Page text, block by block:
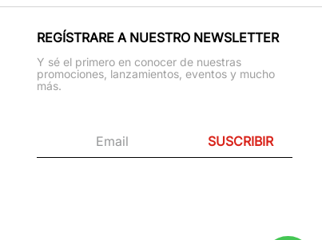
REGÍSTRARE A NUESTRO NEWSLETTER
Y sé el primero en conocer de nuestras
promociones, lanzamientos, eventos y mucho
más.
SUSCRIBIR